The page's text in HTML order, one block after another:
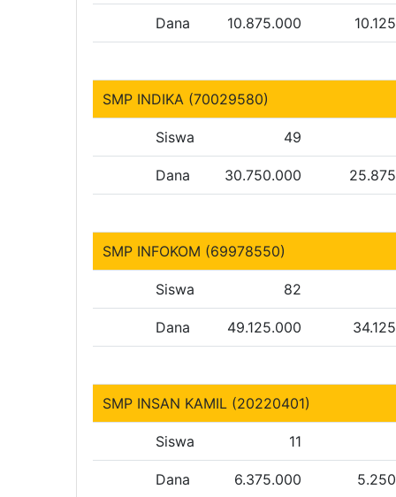
Dana 10.875.000
SMP INDIKA (70029580)
Siswa 49
Dana 30.750.000
SMP INFOKOM (69978550)
Siswa 82
Dana 49.125.000
SMP INSAN KAMIL (20220401)
Siswa 11
Dana 6.375.000